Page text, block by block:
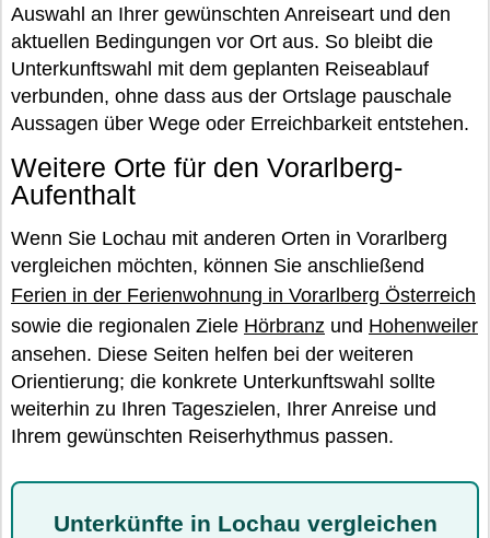
Auswahl an Ihrer gewünschten Anreiseart und den
aktuellen Bedingungen vor Ort aus. So bleibt die
Unterkunftswahl mit dem geplanten Reiseablauf
verbunden, ohne dass aus der Ortslage pauschale
Aussagen über Wege oder Erreichbarkeit entstehen.
Weitere Orte für den Vorarlberg-
Aufenthalt
Wenn Sie Lochau mit anderen Orten in Vorarlberg
vergleichen möchten, können Sie anschließend
Ferien in der Ferienwohnung in Vorarlberg Österreich
sowie die regionalen Ziele Hörbranz und Hohenweiler
ansehen. Diese Seiten helfen bei der weiteren
Orientierung; die konkrete Unterkunftswahl sollte
weiterhin zu Ihren Tageszielen, Ihrer Anreise und
Ihrem gewünschten Reiserhythmus passen.
Unterkünfte in Lochau vergleichen